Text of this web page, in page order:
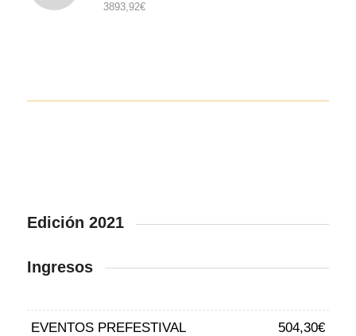
3893,92€
Edición 2021
Ingresos
EVENTOS PREFESTIVAL 504,30€